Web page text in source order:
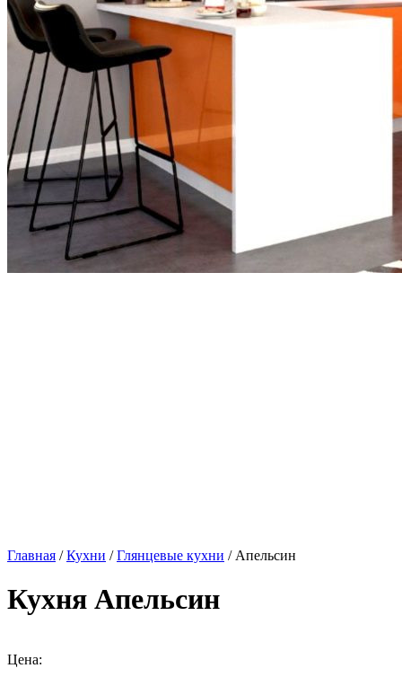
Главная /Кухни /Глянцевые кухни / Апельсин
Кухня Апельсин
Цена: